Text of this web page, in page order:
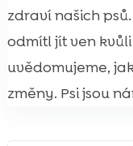
zdraví našich
odmítl jít ven
uvědomujeme,
změny. Psi jsou